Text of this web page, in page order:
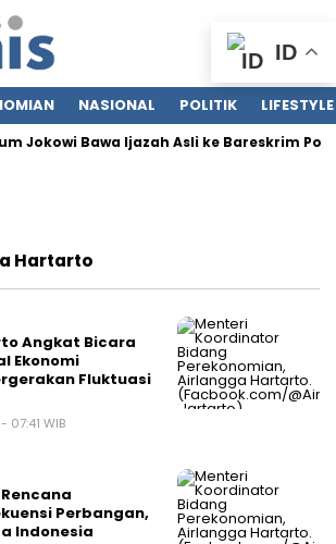
NASIONAL POLITIK LIFESTYLE
Jokowi Bawa Ijazah Asli ke Bareskrim Polri
Hartarto
Angkat Bicara
Ekonomi
Fluktuasi
07:41 WIB
Perbangan,
Indonesia
ID